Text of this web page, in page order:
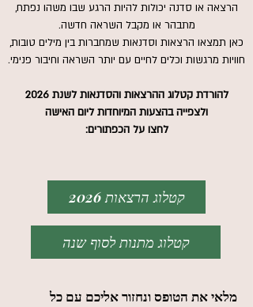
הרצאה או סדנה יכולות להיות הרגע שבו משהו נפתח,
מתבהר או מקבל השראה חדשה.
כאן תמצאו הרצאות וסדנאות שמחברות בין מילים טובות,
חוויות מרגשות וכלים לחיים עם יותר השראה וחיבור פנימי.
להורדת קטלוג ההרצאות והסדנאות לשנת 2026
ולצפייה בהצעות המיוחדות ליום האישה
לחצו על הכפתורים:
קטלוג הרצאות 2026
קטלוג מתנות לסוף שנה
מלאי את הטופס ונחזור אליכם עם כל